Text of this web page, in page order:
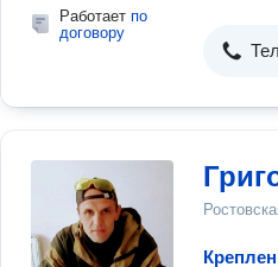
Работает по
договору